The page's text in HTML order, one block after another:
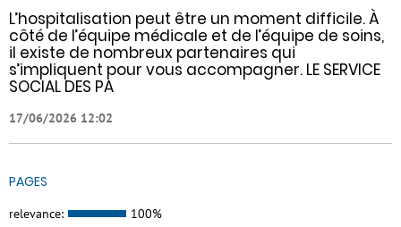
L’hospitalisation peut être un moment difficile. À
côté de l’équipe médicale et de l’équipe de soins,
il existe de nombreux partenaires qui
s’impliquent pour vous accompagner. LE SERVICE
SOCIAL DES PA
17/06/2026 12:02
PAGES
relevance: 100%